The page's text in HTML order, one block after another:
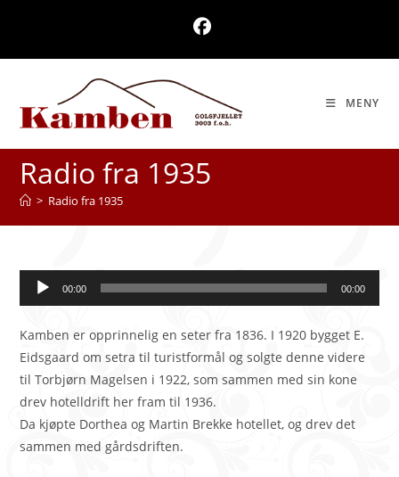
content
MENY
Radio fra 1935
> Radio fra 1935
Audio
Player
00:00 00:00
Kamben er opprinnelig en seter fra 1836. I 1920 bygget E.
Eidsgaard om setra til turistformål og solgte denne videre
til Torbjørn Magelsen i 1922, som sammen med sin kone
drev hotelldrift her fram til 1936.
Da kjøpte Dorthea og Martin Brekke hotellet, og drev det
sammen med gårdsdriften.